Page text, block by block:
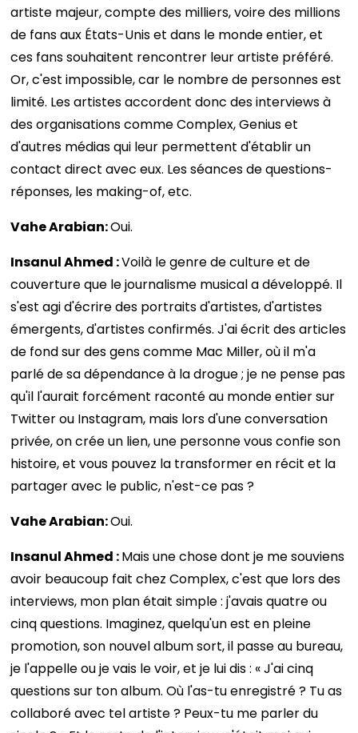
artiste majeur, compte des milliers, voire des millions
de fans aux États-Unis et dans le monde entier, et
ces fans souhaitent rencontrer leur artiste préféré.
Or, c'est impossible, car le nombre de personnes est
limité. Les artistes accordent donc des interviews à
des organisations comme Complex, Genius et
d'autres médias qui leur permettent d'établir un
contact direct avec eux. Les séances de questions-
réponses, les making-of, etc.
Vahe Arabian:Oui.
Insanul Ahmed :Voilà le genre de culture et de
couverture que le journalisme musical a développé. Il
s'est agi d'écrire des portraits d'artistes, d'artistes
émergents, d'artistes confirmés. J'ai écrit des articles
de fond sur des gens comme Mac Miller, où il m'a
parlé de sa dépendance à la drogue ; je ne pense pas
qu'il l'aurait forcément raconté au monde entier sur
Twitter ou Instagram, mais lors d'une conversation
privée, on crée un lien, une personne vous confie son
histoire, et vous pouvez la transformer en récit et la
partager avec le public, n'est-ce pas ?
Vahe Arabian:Oui.
Insanul Ahmed :Mais une chose dont je me souviens
avoir beaucoup fait chez Complex, c'est que lors des
interviews, mon plan était simple : j'avais quatre ou
cinq questions. Imaginez, quelqu'un est en pleine
promotion, son nouvel album sort, il passe au bureau,
je l'appelle ou je vais le voir, et je lui dis : « J'ai cinq
questions sur ton album. Où l'as-tu enregistré ? Tu as
collaboré avec tel artiste ? Peux-tu me parler du